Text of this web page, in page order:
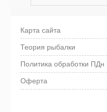
Карта сайта
Теория рыбалки
Политика обработки ПДн
Оферта